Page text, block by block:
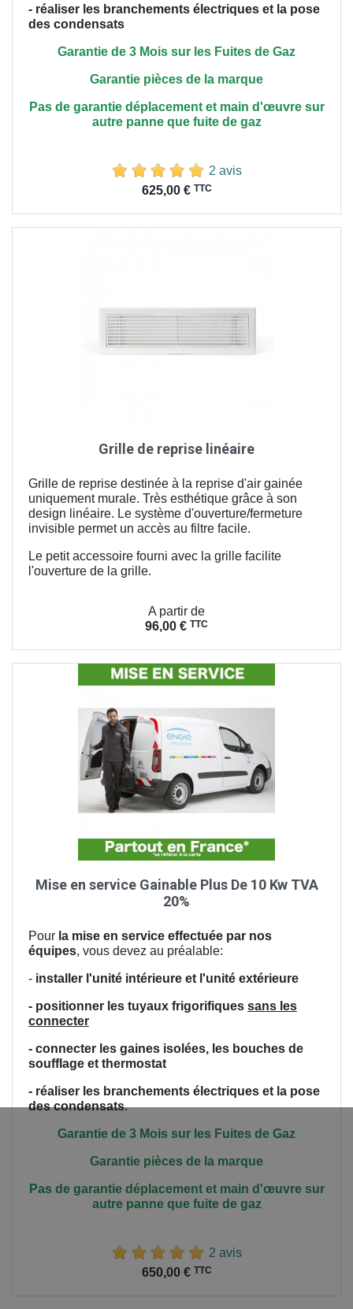
- réaliser les branchements électriques et la pose
des condensats
Garantie de 3 Mois sur les Fuites de Gaz
Garantie pièces de la marque
Pas de garantie déplacement et main d'œuvresur
autre panne que fuite de gaz
2 avis
625,00 € TTC
Grille de reprise linéaire
Grille de reprise destinée à la reprise d'air gainée
uniquement murale. Très esthétique grâce à son
design linéaire. Le système d'ouverture/fermeture
invisible permet un accès au filtre facile.
Le petit accessoire fourni avec la grille facilite
l'ouverture de la grille.
A partir de
96,00 € TTC
Mise en service Gainable Plus De 10 Kw TVA
20%
Pour la mise en service effectuée par nos
équipes, vous devez au préalable:
- installer l'unité intérieure et l'unité extérieure
- positionner les tuyaux frigorifiques sans les
connecter
- connecter les gaines isolées, les bouches de
soufflage et thermostat
- réaliser les branchements électriques et la pose
des condensats.
Garantie de 3 Mois sur les Fuites de Gaz
Garantie pièces de la marque
Pas de garantie déplacement et main d'œuvresur
autre panne que fuite de gaz
2 avis
650,00 € TTC